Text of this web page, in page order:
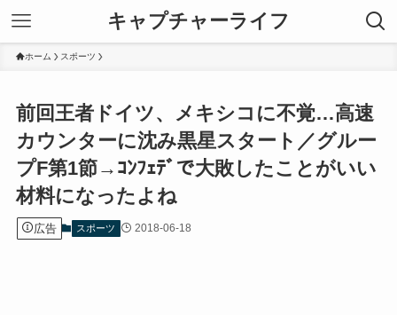
キャプチャーライフ
ホーム スポーツ
前回王者ドイツ、メキシコに不覚…高速
カウンターに沈み黒星スタート／グルー
プF第1節→ｺﾝﾌｪﾃﾞで大敗したことがいい
材料になったよね
広告 スポーツ 2018-06-18